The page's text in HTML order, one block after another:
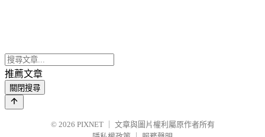
推薦文章
關閉搜尋
© 2026 PIXNET
文章與圖片權利屬原作者所有